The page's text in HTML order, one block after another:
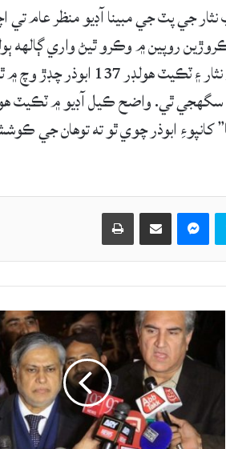
جي پٽ جي مبينا آڊيو منظر عام تي
روپين ۾ وڪرو ٿيڻ واري ڳالهه
سگهجي ٿي. اڳوڻي چيف جسٽس ثاقب نثار جي پٽ نجم نثار ۽ ٽڪيٽ
کانپوءِ ابوذر چوي ٿو ته توهان جي
Skype حصيداري ڪريو اي ميل ذريعي